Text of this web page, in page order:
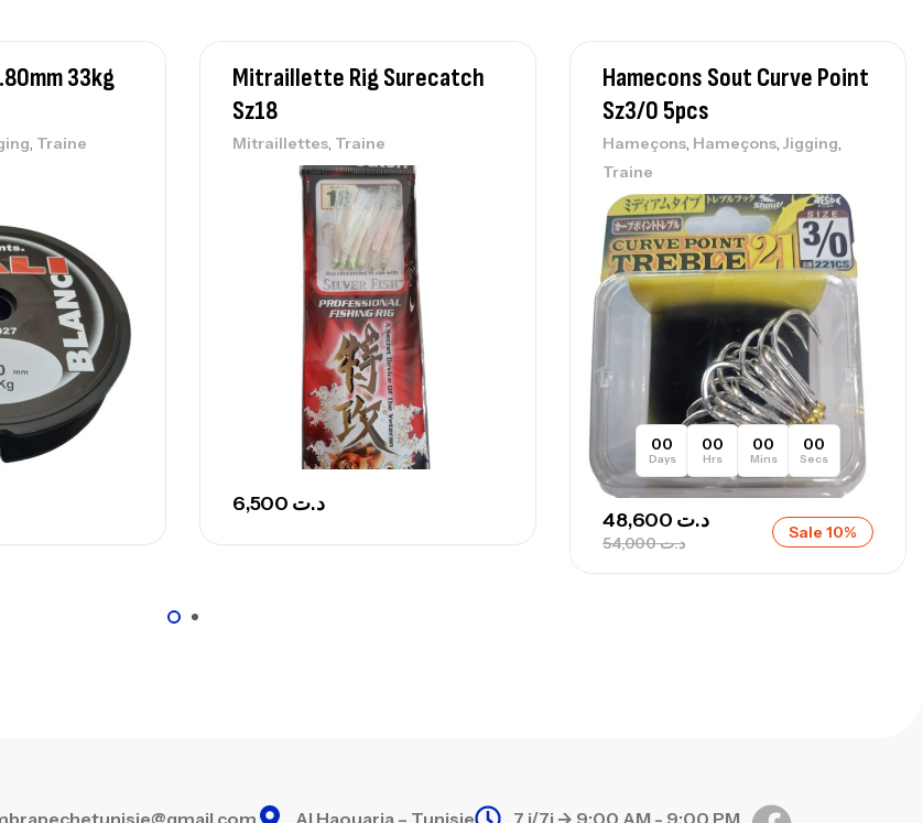
– 300 G
Canne Sunset Secret Cove 420 Cm 100
– 300 G
Cannes
33kg
, Traine
Mitraillette Rig Surecatch
Sz18
Mitraillettes, Traine
د.ت
Hamecons Sout Curve Point
Sz3/0 5pcs
Hameçons, Hameçons, Jigging,
Traine
00
Days
00
Hrs
00
Mins
00
Secs
د.ت54,000
د.ت Sale 10%